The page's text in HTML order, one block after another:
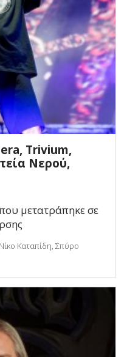
Trivium,
Νερού,
μετατράπηκε σε
Καταπίδη, Σπύρο